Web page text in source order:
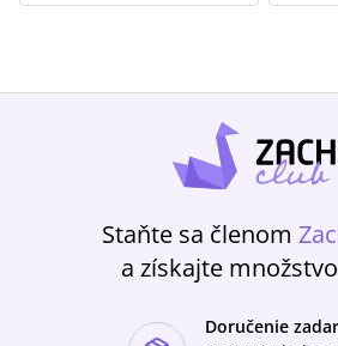
Staňte sa členom
a získajte
Doručenie